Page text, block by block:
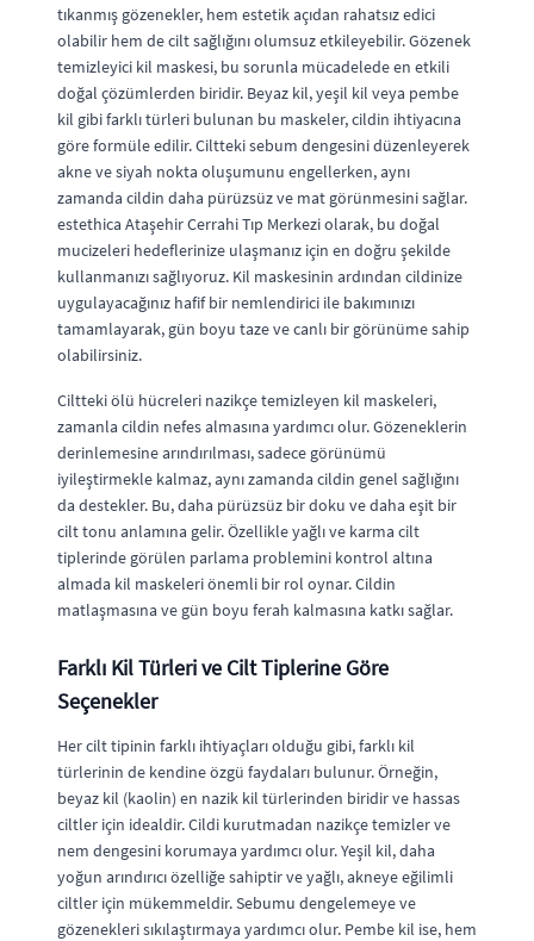
tıkanmış gözenekler, hem estetik açıdan rahatsız edici
olabilir hem de cilt sağlığını olumsuz etkileyebilir. Gözenek
temizleyici kil maskesi, bu sorunla mücadelede en etkili
doğal çözümlerden biridir. Beyaz kil, yeşil kil veya pembe
kil gibi farklı türleri bulunan bu maskeler, cildin ihtiyacına
göre formüle edilir. Ciltteki sebum dengesini düzenleyerek
akne ve siyah nokta oluşumunu engellerken, aynı
zamanda cildin daha pürüzsüz ve mat görünmesini sağlar.
estethica Ataşehir Cerrahi Tıp Merkezi olarak, bu doğal
mucizeleri hedeflerinize ulaşmanız için en doğru şekilde
kullanmanızı sağlıyoruz. Kil maskesinin ardından cildinize
uygulayacağınız hafif bir nemlendirici ile bakımınızı
tamamlayarak, gün boyu taze ve canlı bir görünüme sahip
olabilirsiniz.
Ciltteki ölü hücreleri nazikçe temizleyen kil maskeleri,
zamanla cildin nefes almasına yardımcı olur. Gözeneklerin
derinlemesine arındırılması, sadece görünümü
iyileştirmekle kalmaz, aynı zamanda cildin genel sağlığını
da destekler. Bu, daha pürüzsüz bir doku ve daha eşit bir
cilt tonu anlamına gelir. Özellikle yağlı ve karma cilt
tiplerinde görülen parlama problemini kontrol altına
almada kil maskeleri önemli bir rol oynar. Cildin
matlaşmasına ve gün boyu ferah kalmasına katkı sağlar.
Farklı Kil Türleri ve Cilt Tiplerine Göre
Seçenekler
Her cilt tipinin farklı ihtiyaçları olduğu gibi, farklı kil
türlerinin de kendine özgü faydaları bulunur. Örneğin,
beyaz kil (kaolin) en nazik kil türlerinden biridir ve hassas
ciltler için idealdir. Cildi kurutmadan nazikçe temizler ve
nem dengesini korumaya yardımcı olur. Yeşil kil, daha
yoğun arındırıcı özelliğe sahiptir ve yağlı, akneye eğilimli
ciltler için mükemmeldir. Sebumu dengelemeye ve
gözenekleri sıkılaştırmaya yardımcı olur. Pembe kil ise, hem